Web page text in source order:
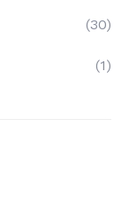
(30)
(1)